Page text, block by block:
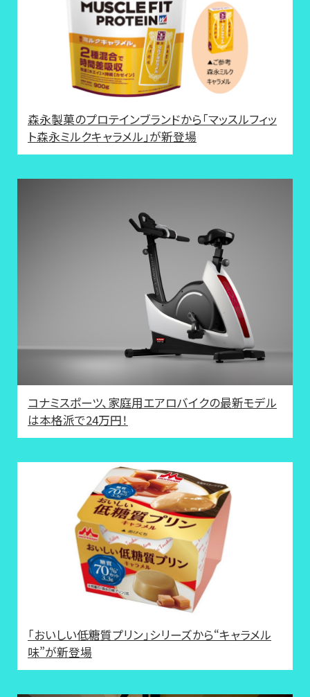
森永製菓のプロテインブランドから「マッスルフィッ
ト森永ミルクキャラメル」が新登場
コナミスポーツ、家庭用エアロバイクの最新モデル
は本格派で24万円！
「おいしい低糖質プリン」シリーズから“キャラメル
味”が新登場